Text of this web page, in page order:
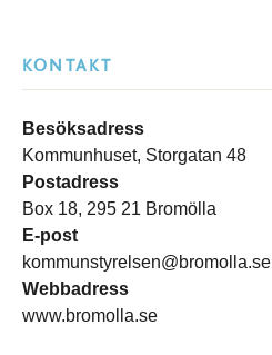
KONTAKT
Besöksadress
Kommunhuset, Storgatan 48
Postadress
Box 18, 295 21 Bromölla
E-post
kommunstyrelsen@bromolla.se
Webbadress
www.bromolla.se